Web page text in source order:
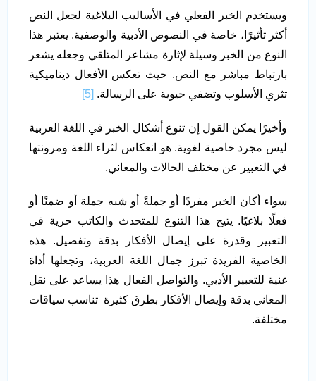
ويستخدم الخبر الفعلي في الأساليب البلاغية لجعل النص
أكثر تأثيرًا، خاصة في النصوص الأدبية والوصفية. يعتبر هذا
النوع من الخبر وسيلة لإثارة مشاعر المتلقي وجعله يشعر
بارتباط مباشر مع النص. حيث تعكس الأفعال ديناميكية
تثري الأسلوب وتضفي حيوية على الرسالة. [5]
وأخيرًا يمكن القول إن تنوع أشكال الخبر في اللغة العربية
ليس مجرد خاصية لغوية. هو انعكاس لثراء اللغة ومرونتها
في التعبير عن مختلف الحالات والمعاني.
سواء أكان الخبر مفردًا أو جملةً أو شبه جملة أو ضمنًا أو
فعلًا بلاغيًا. يتيح هذا التنوع للمتحدث والكاتب حرية في
التعبير وقدرة على إيصال الأفكار بدقة وتفصيل. هذه
الخاصية الفريدة تبرز جمال اللغة العربية، وتجعلها أداة
غنية للتعبير الأدبي. والتواصل الفعال هذا يساعد على نقل
المعاني بدقة وإيصال الأفكار بطرق كثيرة تناسب سياقات
مختلفة.